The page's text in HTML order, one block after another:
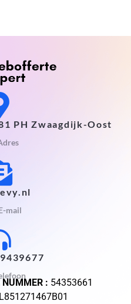
PH Zwaagdijk-Oost
mail
NUMMER : 54353661